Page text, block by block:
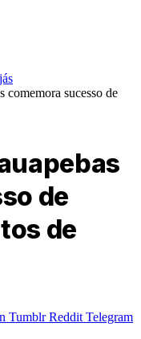
comemora sucesso de
de
de
Tumblr Reddit Telegram